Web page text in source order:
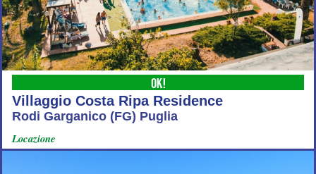
OK!
Villaggio Costa Ripa Residence
Rodi Garganico (FG) Puglia
Locazione